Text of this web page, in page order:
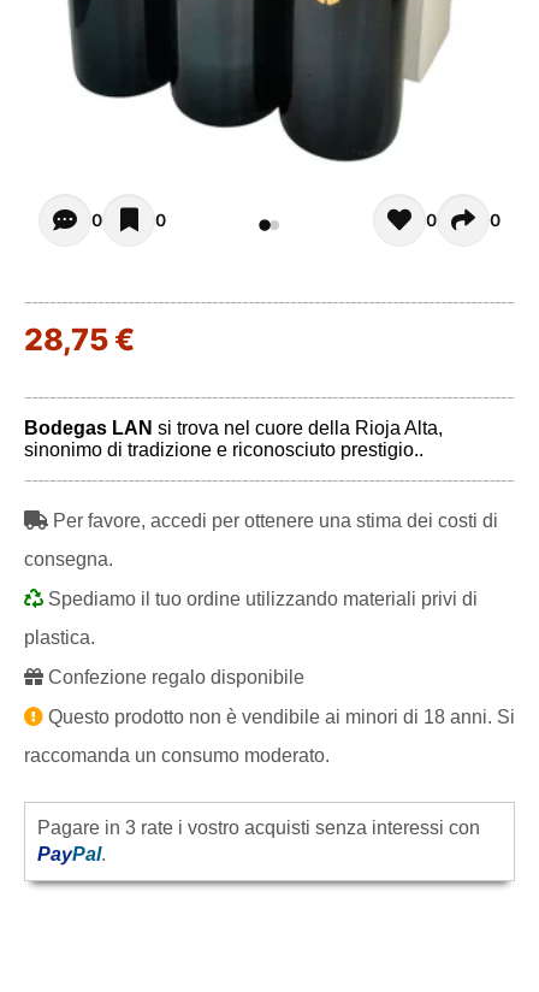
Opiniones - In questo momento non ci sono commenti.
0 0 0 0
28,75 €
Bodegas LAN si trova nel cuore della Rioja Alta,
sinonimo di tradizione e riconosciuto prestigio..
Per favore, accedi per ottenere una stima dei costi di
consegna.
Spediamo il tuo ordine utilizzando materiali privi di
plastica.
Confezione regalo disponibile
Questo prodotto non è vendibile ai minori di 18 anni. Si
raccomanda un consumo moderato.
Pagare in 3 rate i vostro acquisti senza interessi con
PayPal.